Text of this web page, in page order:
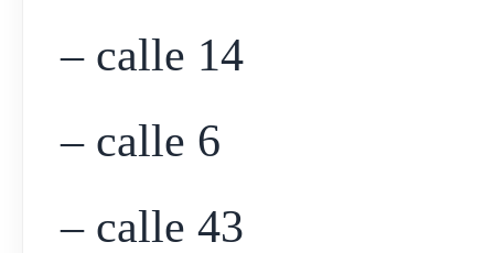
– calle 14
– calle 6
– calle 43